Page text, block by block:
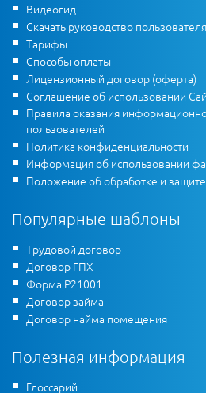
Видеогид
Скачать руководство пользователя
Тарифы
Способы оплаты
Лицензионный договор (оферта)
Соглашение об использовании
Правила оказания
пользователей
Политика конфиденциальности
Информация об использовании
Положение об обработке и
Популярные шаблоны
Трудовой договор
Договор ГПХ
Форма Р21001
Договор займа
Договор найма помещения
Полезная информация
Глоссарий